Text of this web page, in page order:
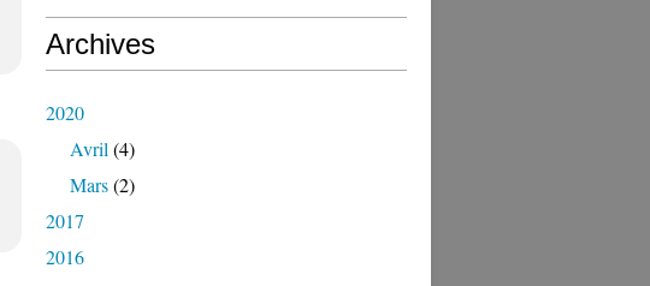
Archives
2020
Avril (4)
Mars(2)
2017
2016